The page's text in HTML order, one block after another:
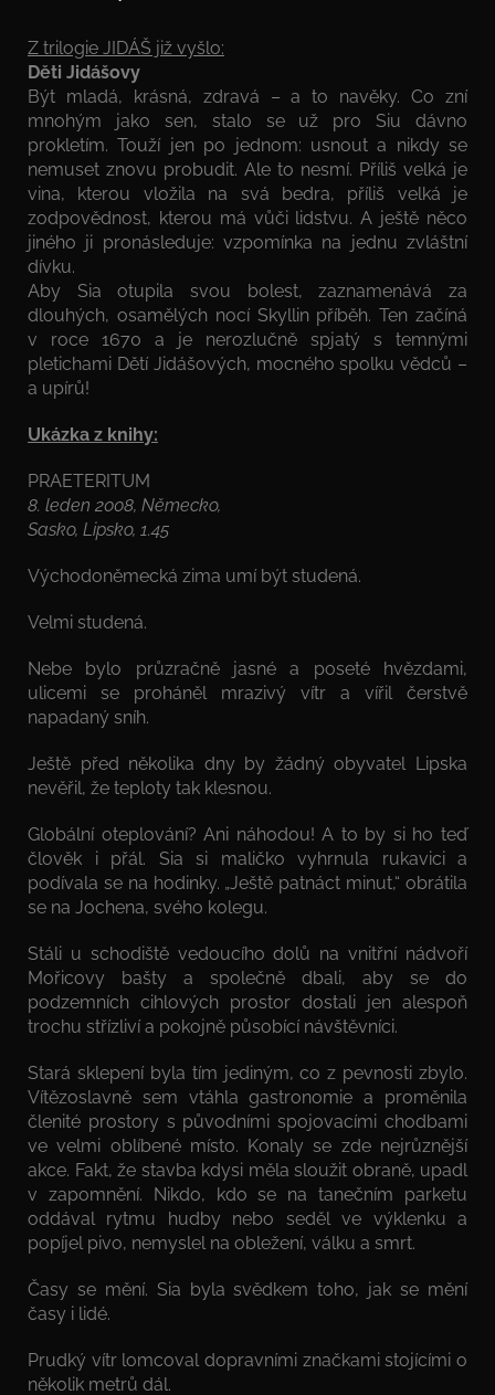
Z trilogie JIDÁŠ již vyšlo:
Děti Jidášovy
Být mladá, krásná, zdravá – a to navěky. Co zní
mnohým jako sen, stalo se už pro Siu dávno
prokletím. Touží jen po jednom: usnout a nikdy se
nemuset znovu probudit. Ale to nesmí. Příliš velká je
vina, kterou vložila na svá bedra, příliš velká je
zodpovědnost, kterou má vůči lidstvu. A ještě něco
jiného ji pronásleduje: vzpomínka na jednu zvláštní
dívku.
Aby Sia otupila svou bolest, zaznamenává za
dlouhých, osamělých nocí Skyllin příběh. Ten začíná
v roce 1670 a je nerozlučně spjatý s temnými
pletichami Dětí Jidášových, mocného spolku vědců –
a upírů!
Ukázka z knihy:
PRAETERITUM
8. leden 2008, Německo,
Sasko, Lipsko, 1.45
Východoněmecká zima umí být studená.
Velmi studená.
Nebe bylo průzračně jasné a poseté hvězdami,
ulicemi se proháněl mrazivý vítr a vířil čerstvě
napadaný sníh.
Ještě před několika dny by žádný obyvatel Lipska
nevěřil, že teploty tak klesnou.
Globální oteplování? Ani náhodou! A to by si ho teď
člověk i přál. Sia si maličko vyhrnula rukavici a
podívala se na hodinky. „Ještě patnáct minut,“ obrátila
se na Jochena, svého kolegu.
Stáli u schodiště vedoucího dolů na vnitřní nádvoří
Mořicovy bašty a společně dbali, aby se do
podzemních cihlových prostor dostali jen alespoň
trochu střízliví a pokojně působící návštěvníci.
Stará sklepení byla tím jediným, co z pevnosti zbylo.
Vítězoslavně sem vtáhla gastronomie a proměnila
členité prostory s původními spojovacími chodbami
ve velmi oblíbené místo. Konaly se zde nejrůznější
akce. Fakt, že stavba kdysi měla sloužit obraně, upadl
v zapomnění. Nikdo, kdo se na tanečním parketu
oddával rytmu hudby nebo seděl ve výklenku a
popíjel pivo, nemyslel na obležení, válku a smrt.
Časy se mění. Sia byla svědkem toho, jak se mění
časy i lidé.
Prudký vítr lomcoval dopravními značkami stojícími o
několik metrů dál.